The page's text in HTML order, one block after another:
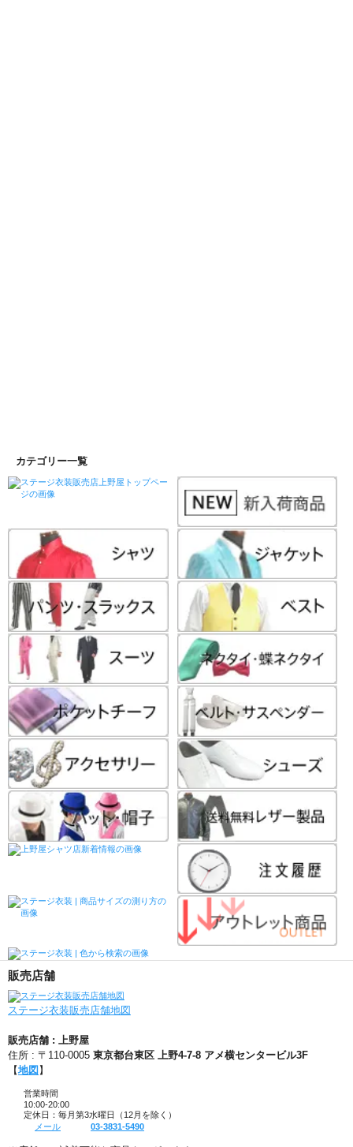
カテゴリー一覧
販売店舗
ステージ衣装販売店舗地図
販売店舗 : 上野屋
住所 : 〒110-0005 東京都台東区 上野4-7-8 アメ横センタービル3F
【地図 】
営業時間
10:00-20:00
定休日：毎月第3水曜日（12月を除く）
メール
03-3831-5490